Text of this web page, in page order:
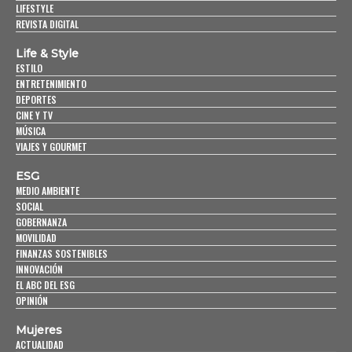
LIFESTYLE
REVISTA DIGITAL
Life & Style
ESTILO
ENTRETENIMIENTO
DEPORTES
CINE Y TV
MÚSICA
VIAJES Y GOURMET
ESG
MEDIO AMBIENTE
SOCIAL
GOBERNANZA
MOVILIDAD
FINANZAS SOSTENIBLES
INNOVACIÓN
EL ABC DEL ESG
OPINIÓN
Mujeres
ACTUALIDAD